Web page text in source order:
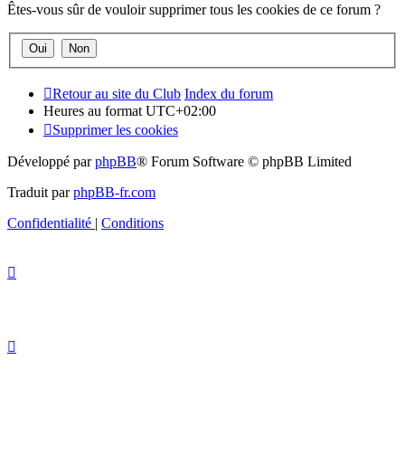
Êtes-vous sûr de vouloir supprimer tous les cookies de ce forum ?
Retour au site du Club Index du forum
Heures au format UTC+02:00
Supprimer les cookies
Développé parphpBB® Forum Software © phpBB Limited
Traduit parphpBB-fr.com
Confidentialité | Conditions